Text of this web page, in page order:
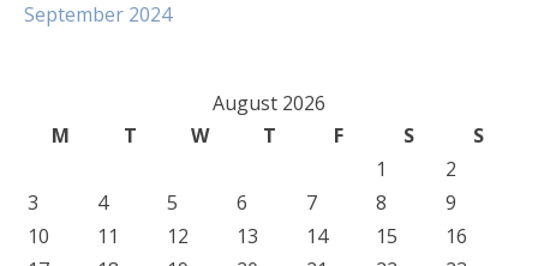
September 2024
August 2026
M
T W T F S
S
1
2
3
4 5 6 7 8
9
10
11 12 13 14 15
16